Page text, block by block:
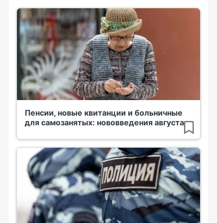
Пенсии, новые квитанции и больничные
для самозанятых: нововведения августа